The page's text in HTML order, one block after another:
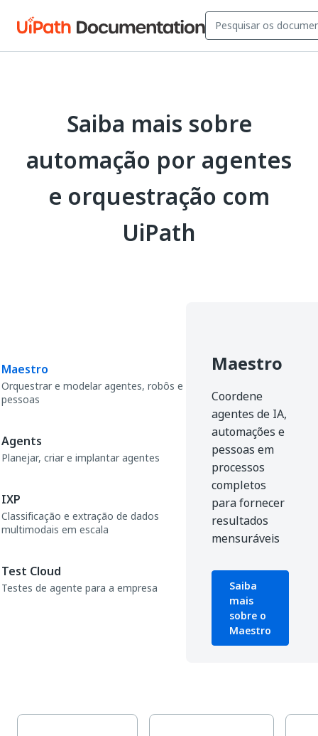
Saiba mais sobre
automação por agentes
e orquestração com
UiPath
Maestro
Orquestrar e modelar agentes, robôs e
pessoas
Agents
Planejar, criar e implantar agentes
IXP
Classificação e extração de dados
multimodais em escala
Test Cloud
Testes de agente para a empresa
Maestro
Coordene
agentes de IA,
automações e
pessoas em
processos
completos
para fornecer
resultados
mensuráveis
Saiba
mais
sobre o
Maestro